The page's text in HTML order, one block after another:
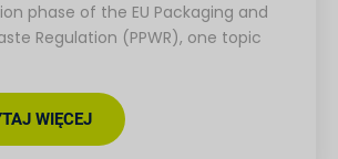
phase of the EU Packaging and
Regulation (PPWR), one topic
WIĘCEJ